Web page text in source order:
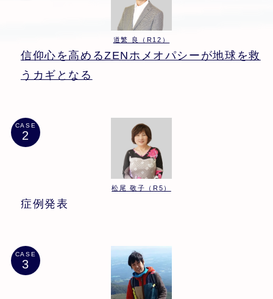
道繁 良（R12）
信仰心を高めるZENホメオパシーが地球を救
うカギとなる
CASE
松尾 敬子（R5）
症例発表
CASE